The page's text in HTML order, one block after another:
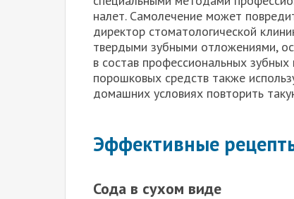
налет. Самолечение может
директор стоматологической
твердыми зубными отложениями,
в состав профессиональных
порошковых средств также
домашних условиях повторить
Эффективные
Сода в сухом виде